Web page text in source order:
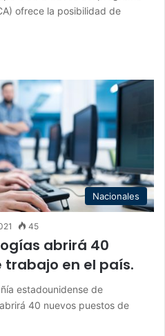
ofrece la posibilidad de
Nacionales
45
abrirá 40
trabajo en el país.
estadounidense de
40 nuevos puestos de